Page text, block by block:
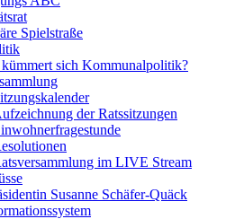
Spielstraße
sich Kommunalpolitik?
der Ratssitzungen
im LIVE Stream
Susanne Schäfer-Quäck